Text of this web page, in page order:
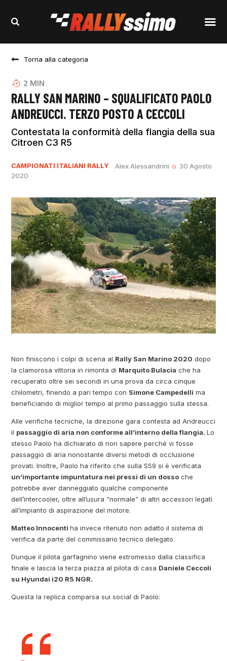
Torna alla categoria
2 MIN
RALLY SAN MARINO – SQUALIFICATO PAOLO
ANDREUCCI. TERZO POSTO A CECCOLI
Contestata la conformità della flangia della sua
Citroen C3 R5
CAMPIONATI ITALIANI RALLY Alex Alessandrini
30 Agosto
2020
Non finiscono i colpi di scena al Rally San Marino 2020 dopo
la clamorosa vittoria in rimonta di Marquito Bulacia che ha
recuperato oltre sei secondi in una prova da circa cinque
chilometri, finendo a pari tempo con Simone Campedelli ma
beneficiando di miglior tempo al primo passaggio sulla stessa.
Alle verifiche tecniche, la direzione gara contesta ad Andreucci
il passaggio di aria non conforme all’interno della flangia.Lo
stesso Paolo ha dichiarato di non sapere perché vi fosse
passaggio di aria nonostante diversi metodi di occlusione
provati. Inoltre, Paolo ha riferito che sulla SS9 si è verificata
un’importante impuntatura nei pressi di un dosso che
potrebbe aver danneggiato qualche componente
dell’intercooler, oltre all’usura “normale” di altri accessori legati
all’impianto di aspirazione del motore.
Matteo Innocentiha invece ritenuto non adatto il sistema di
verifica da parte del commissario tecnico delegato.
Dunque il pilota garfagnino viene estromesso dalla classifica
finale e lascia la terza piazza al pilota di casa Daniele Ceccoli
su Hyundai i20 R5 NGR.
Questa la replica comparsa sui social di Paolo: